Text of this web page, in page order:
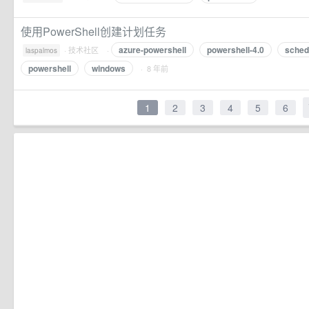
使用PowerShell创建计划任务
laspalmos · 技术社区 · azure-powershell powershell-4.0
powershell
windows · 8 年前
1 2 3 4 5 6